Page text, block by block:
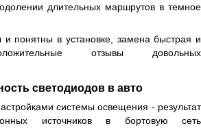
длительных маршрутов в темное
и понятны в установке, замена быстрая и
отзывы довольных
светодиодов в авто
системы освещения - результат
источников в бортовую сеть